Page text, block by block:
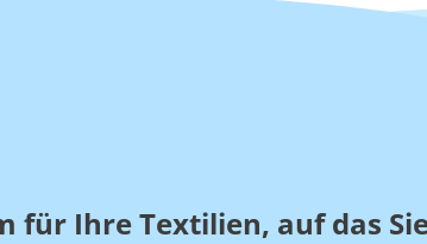
für Ihre Textilien, auf das